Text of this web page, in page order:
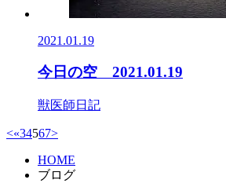
2021.01.19
今日の空 2021.01.19
獣医師日記
<«34567>
HOME
ブログ